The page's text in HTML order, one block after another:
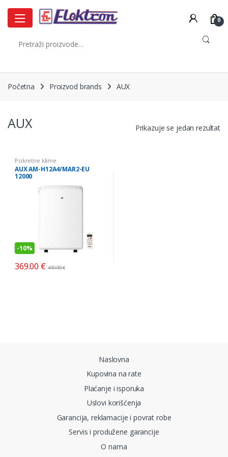
navigation
content
0
Početna Proizvod brands AUX
AUX Prikazuje se jedan rezultat
Pokretne klime
AUX AM-H12A4/MAR2-EU
12000
-10%
369.00 € 410.00€
Naslovna
Kupovina na rate
Plaćanje i isporuka
Uslovi korišćenja
Garancija, reklamacije i povrat robe
Servis i produžene garancije
O nama